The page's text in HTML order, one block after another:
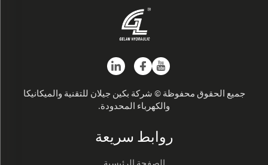
جميع الحقوق محفوظة © شركة بكين جيلان للتقنية والميكانيكا
والكهرباء المحدودة.
روابط سريعة